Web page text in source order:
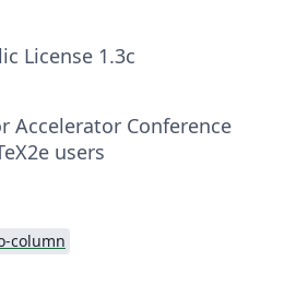
License 1.3c
Accelerator Conference
users
column